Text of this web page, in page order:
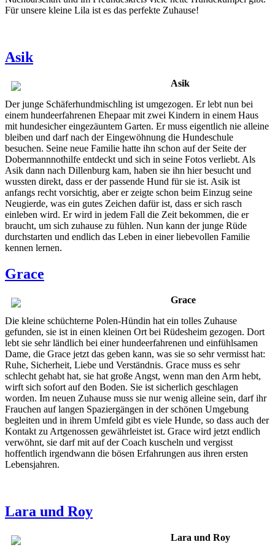
Für unsere kleine Lila ist es das perfekte Zuhause!
Asik
Asik
Der junge Schäferhundmischling ist umgezogen. Er lebt nun bei
einem hundeerfahrenen Ehepaar mit zwei Kindern in einem Haus
mit hundesicher eingezäuntem Garten. Er muss eigentlich nie alleine
bleiben und darf nach der Eingewöhnung die Hundeschule
besuchen. Seine neue Familie hatte ihn schon auf der Seite der
Dobermannnothilfe entdeckt und sich in seine Fotos verliebt. Als
Asik dann nach Dillenburg kam, haben sie ihn hier besucht und
wussten direkt, dass er der passende Hund für sie ist. Asik ist
anfangs recht vorsichtig, aber er zeigte schon beim Einzug seine
Neugierde, was ein gutes Zeichen dafür ist, dass er sich rasch
einleben wird. Er wird in jedem Fall die Zeit bekommen, die er
braucht, um sich zuhause zu fühlen. Nun kann der junge Rüde
durchstarten und endlich das Leben in einer liebevollen Familie
kennen lernen.
Grace
Grace
Die kleine schüchterne Polen-Hündin hat ein tolles Zuhause
gefunden, sie ist in einen kleinen Ort bei Rüdesheim gezogen. Dort
lebt sie sehr ländlich bei einer hundeerfahrenen und einfühlsamen
Dame, die Grace jetzt das geben kann, was sie so sehr vermisst hat:
Ruhe, Sicherheit, Liebe und Verständnis. Grace muss es sehr
schlecht gehabt hat, sie hat große Angst, wenn man den Arm hebt,
wirft sich sofort auf den Boden. Sie ist sicherlich geschlagen
worden. Im neuen Zuhause muss sie nur wenig alleine sein, darf ihr
Frauchen auf langen Spaziergängen in der schönen Umgebung
begleiten und in ihrem Umfeld gibt es viele Hunde, so dass auch der
Kontakt zu Artgenossen gewährleistet ist. Grace wird jetzt endlich
verwöhnt, sie darf mit auf der Coach kuscheln und vergisst
hoffentlich irgendwann die bösen Erfahrungen aus ihren ersten
Lebensjahren.
Lara und Roy
Lara und Roy